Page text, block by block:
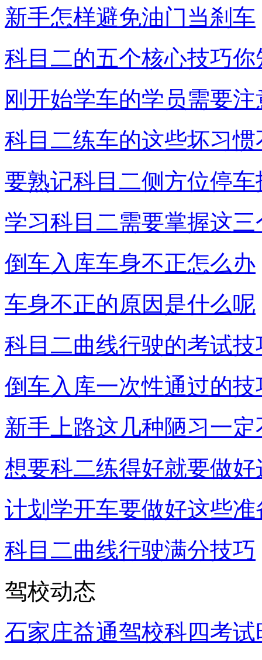
新手怎样避免油门当刹车
科目二的五个核心技巧你
刚开始学车的学员需要
科目二练车的这些坏习惯
要熟记科目二侧方位停车
学习科目二需要掌握这三
倒车入库车身不正怎么办
车身不正的原因是什么呢
科目二曲线行驶的考试技
倒车入库一次性通过的技
新手上路这几种陋习一定
想要科二练得好就要做好
计划学开车要做好这些准
科目二曲线行驶满分技巧
驾校动态
石家庄益通驾校科四考试